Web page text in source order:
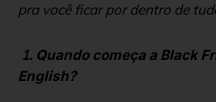
pra você ficar por dentro de
1. Quando começa a Black
English?